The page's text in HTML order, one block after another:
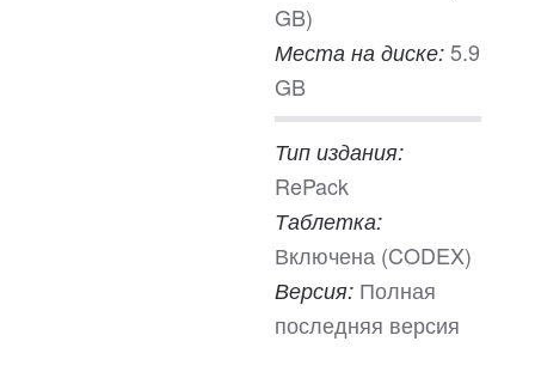
GB)
Места на диске: 5.9
GB
Тип издания:
RePack
Таблетка:
Включена (CODEX)
Версия: Полная
последняя версия